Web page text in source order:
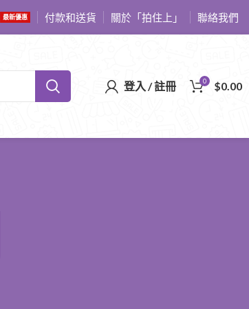
最新優惠 付款和送貨 關於「拍住上」 聯絡我們
登入 / 註冊 0 $0.00